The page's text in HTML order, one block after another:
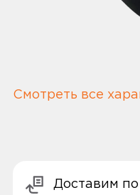
Смотреть все
Доставим